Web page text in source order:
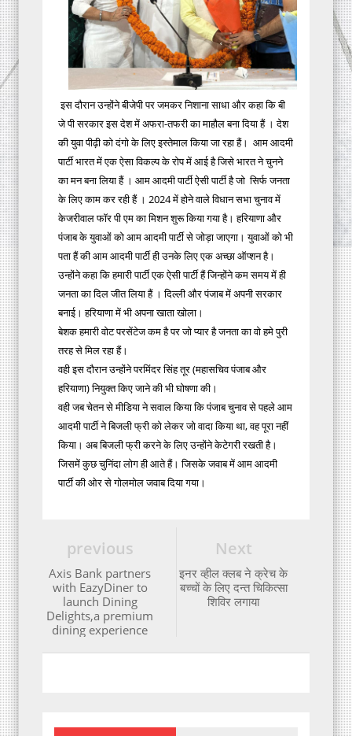
इस दौरान उन्होंने बीजेपी पर जमकर निशाना साधा और कहा कि बी
जे पी सरकार इस देश में अफरा-तफरी का माहौल बना दिया हैं । देश
की युवा पीढ़ी को दंगो के लिए इस्तेमाल किया जा रहा हैं। आम आदमी
पार्टी भारत में एक ऐसा विकल्प के रोप में आई है जिसे भारत ने चुनने
का मन बना लिया हैं । आम आदमी पार्टी ऐसी पार्टी है जो सिर्फ जनता
के लिए काम कर रही हैं । 2024 में होने वाले विधान सभा चुनाव में
केजरीवाल फॉर पी एम का मिशन शुरू किया गया है। हरियाणा और
पंजाब के युवाओं को आम आदमी पार्टी से जोड़ा जाएगा। युवाओं को भी
पता हैं की आम आदमी पार्टी ही उनके लिए एक अच्छा ऑप्शन है।
उन्होंने कहा कि हमारी पार्टी एक ऐसी पार्टी हैं जिन्होंने कम समय में ही
जनता का दिल जीत लिया हैं । दिल्ली और पंजाब में अपनी सरकार
बनाई। हरियाणा में भी अपना खाता खोला।
बेशक हमारी वोट परसेंटेज कम है पर जो प्यार है जनता का वो हमे पुरी
तरह से मिल रहा हैं।
वही इस दौरान उन्होंने परमिंदर सिंह तूर (महासचिव पंजाब और
हरियाणा) नियुक्त किए जाने की भी घोषणा की।
वही जब चेतन से मीडिया ने सवाल किया कि पंजाब चुनाव से पहले आम
आदमी पार्टी ने बिजली फ्री को लेकर जो वादा किया था, वह पूरा नहीं
किया। अब बिजली फ्री करने के लिए उन्होंने केटेगरी रखती है।
जिसमें कुछ चुनिंदा लोग ही आते हैं। जिसके जवाब में आम आदमी
पार्टी की ओर से गोलमोल जवाब दिया गया।
Next
इनर व्हील क्लब ने क्रेच के
बच्चों के लिए दन्त चिकित्सा
शिविर लगाया
previous
Axis Bank partners
with EazyDiner to
launch Dining
Delights,a premium
dining experience